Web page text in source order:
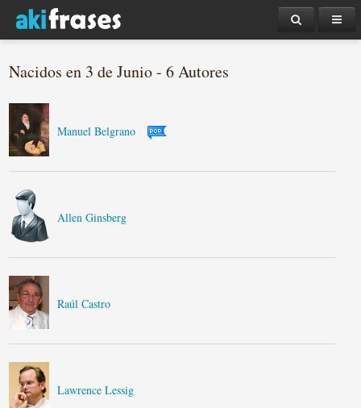
Nacidos en 3 de Junio - 6 Autores
Manuel Belgrano
Allen Ginsberg
Raúl Castro
Lawrence Lessig